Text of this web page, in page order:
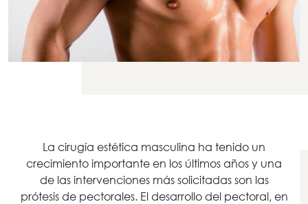
La cirugía estética masculina ha tenido un
crecimiento importante en los últimos años y una
de las intervenciones más solicitadas son las
prótesis de pectorales. El desarrollo del pectoral, en